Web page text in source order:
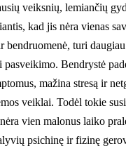
veiksnių, lemiančių
kad jis nėra vienas
bendruomenė, turi
Bendrystė
mažina stresą ir
veiklai. Todėl tokie
vien malonus laiko
psichinę ir fizinę